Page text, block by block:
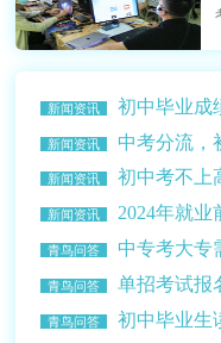
新闻资讯
初中毕业成
学校？
新闻资讯 中考分流，
新闻资讯
初中考不上
何选择学校？
新闻资讯
2024年就
比较好赚钱多？
青鸟问答
中专考大专
的条件介绍）
青鸟问答
单招考试报
乎升学读大学
青鸟问答 初中毕业生